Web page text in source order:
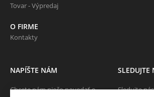
Tovar - Výpredaj
O FIRME
Kontakty
NAPÍŠTE NÁM
Chcete nám niečo povedať o
SLEDUJTE
Sledujte